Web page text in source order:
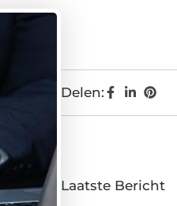
Delen:
Laatste Bericht